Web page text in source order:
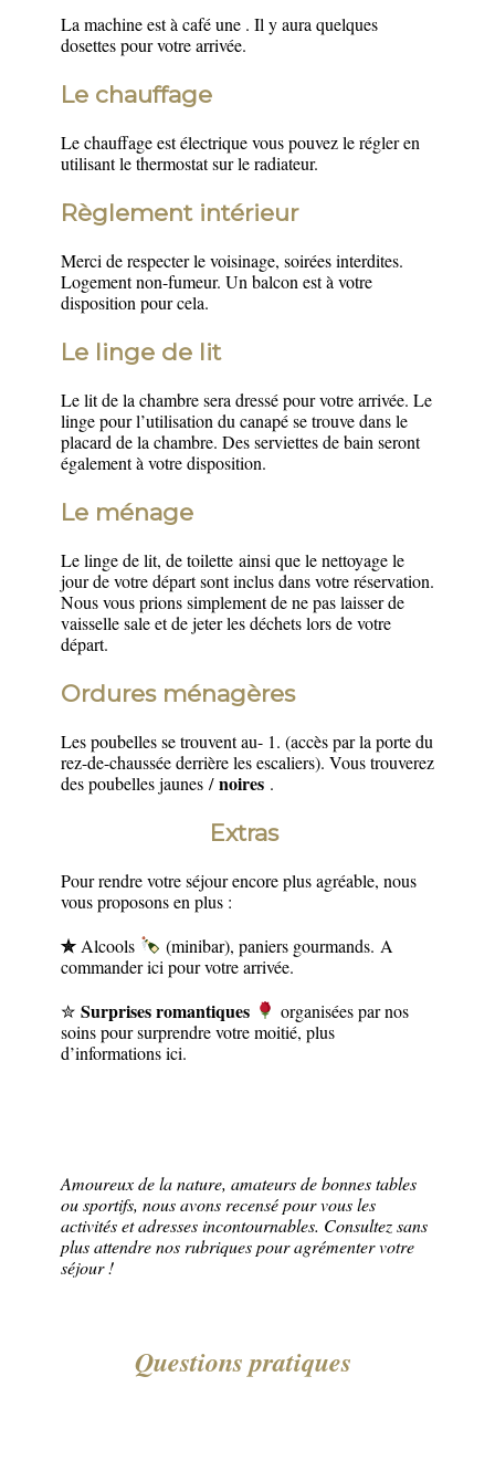
La machine est à café une . Il y aura quelques
dosettes pour votre arrivée.
Le chauffage
Le chauffage est électrique vous pouvez le régler en
utilisant le thermostat sur le radiateur.
Règlementintérieur
Merci de respecter le voisinage, soirées interdites.
Logement non-fumeur. Un balcon est à votre
disposition pour cela.
Le linge de lit
Le lit de la chambre sera dressé pour votre arrivée. Le
linge pour l’utilisation du canapé se trouve dans le
placard de la chambre. Des serviettes de bain seront
également à votre disposition.
Le ménage
Le linge de lit, de toilette ainsi que le nettoyage le
jour de votre départ sont inclus dans votre réservation.
Nous vous prions simplement de ne pas laisser de
vaisselle sale et de jeter les déchets lors de votre
départ.
Ordures ménagères
Les poubelles se trouvent au- 1. (accès par la porte du
rez-de-chaussée derrière les escaliers). Vous trouverez
des poubellesjaunes /noires .
Extras
Pour rendre votre séjour encore plus agréable, nous
vous proposons en plus :
✮Alcools
(minibar), paniers gourmands. A
commander ici pour votre arrivée.
✮ Surprises romantiques
organisées par nos
soins pour surprendre votre moitié, plus
d’informations ici.
Amoureux de la nature, amateurs de bonnes tables
ou sportifs, nous avons recensé pour vous les
activités et adresses incontournables. Consultez sans
plus attendre nos rubriques pour agrémenter votre
séjour !
Questions pratiques